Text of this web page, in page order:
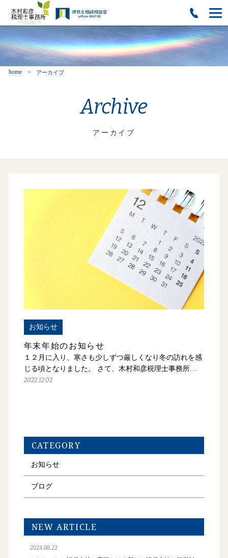
home アーカイブ
Archive
アーカイブ
お知らせ
年末年始のお知らせ
１２月に入り、寒さも少しずつ厳しくなり冬の訪れを感
じる頃となりました。 さて、木村和彦税理士事務所…
2022.12.02
CATEGORY
お知らせ
ブログ
NEW ARTICLE
2024.08.22